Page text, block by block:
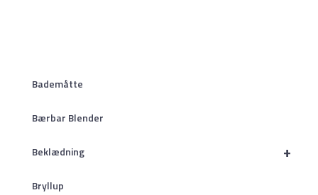
Bademåtte
Bærbar Blender
+
Beklædning
Bryllup